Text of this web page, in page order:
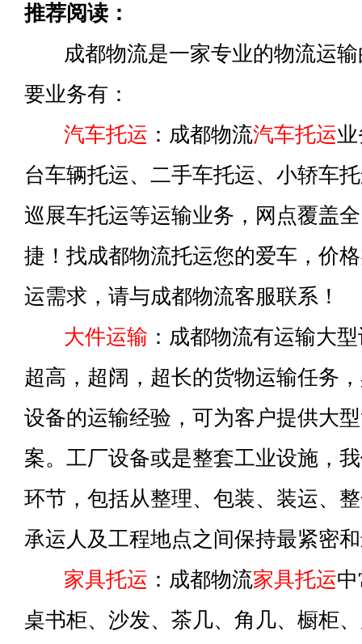
推荐阅读：
成都物流是一家专业的物流运输
要业务有：
汽车托运 ：成都物流汽车托运
台车辆托运、二手车托运、小轿车
巡展车托运等运输业务，网点覆盖
捷！找成都物流托运您的爱车，价
运需求，请与成都物流客服联系！
大件运输 ：成都物流有运输大
超高，超阔，超长的货物运输任务
设备的运输经验，可为客户提供大
案。工厂设备或是整套工业设施，
环节，包括从整理、包装、装运、
承运人及工程地点之间保持最紧密
家具托运 ：成都物流家具托运
桌书柜、沙发、茶几、角几、橱柜